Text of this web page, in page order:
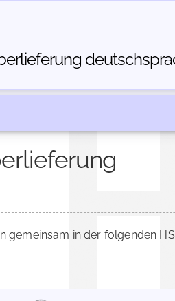
gemeinsam in der folgenden